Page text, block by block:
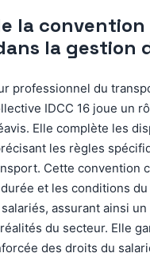
la
la gestion
professionnel du
IDCC 16 joue un
Elle complète les
les règles
Cette convention
et les conditions
assurant ainsi
du secteur. Elle
des droits du